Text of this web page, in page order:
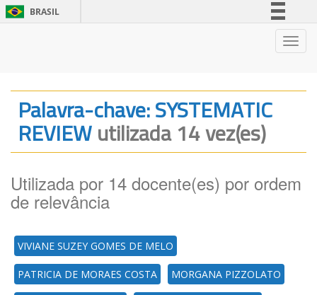
BRASIL
Legislação
Canais
Palavra-chave: SYSTEMATIC
REVIEWutilizada 14 vez(es)
Utilizada por 14 docente(es) por ordem
de relevância
VIVIANE SUZEY GOMES DE MELO
PATRICIA DE MORAES COSTA MORGANA PIZZOLATO